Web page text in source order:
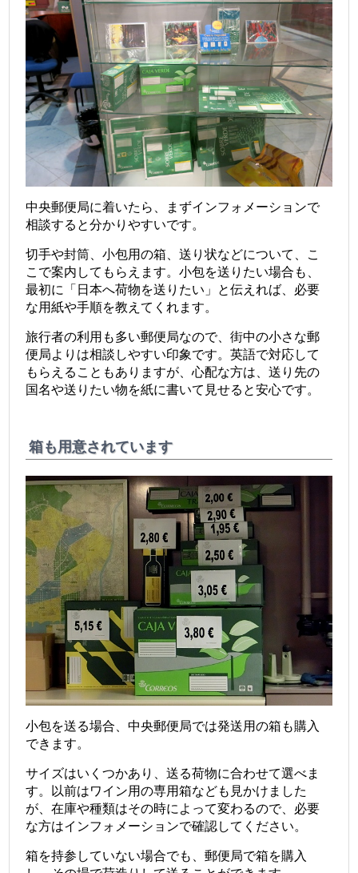
中央郵便局に着いたら、まずインフォメーションで
相談すると分かりやすいです。
切手や封筒、小包用の箱、送り状などについて、こ
こで案内してもらえます。小包を送りたい場合も、
最初に「日本へ荷物を送りたい」と伝えれば、必要
な用紙や手順を教えてくれます。
旅行者の利用も多い郵便局なので、街中の小さな郵
便局よりは相談しやすい印象です。英語で対応して
もらえることもありますが、心配な方は、送り先の
国名や送りたい物を紙に書いて見せると安心です。
箱も用意されています
小包を送る場合、中央郵便局では発送用の箱も購入
できます。
サイズはいくつかあり、送る荷物に合わせて選べま
す。以前はワイン用の専用箱なども見かけました
が、在庫や種類はその時によって変わるので、必要
な方はインフォメーションで確認してください。
箱を持参していない場合でも、郵便局で箱を購入